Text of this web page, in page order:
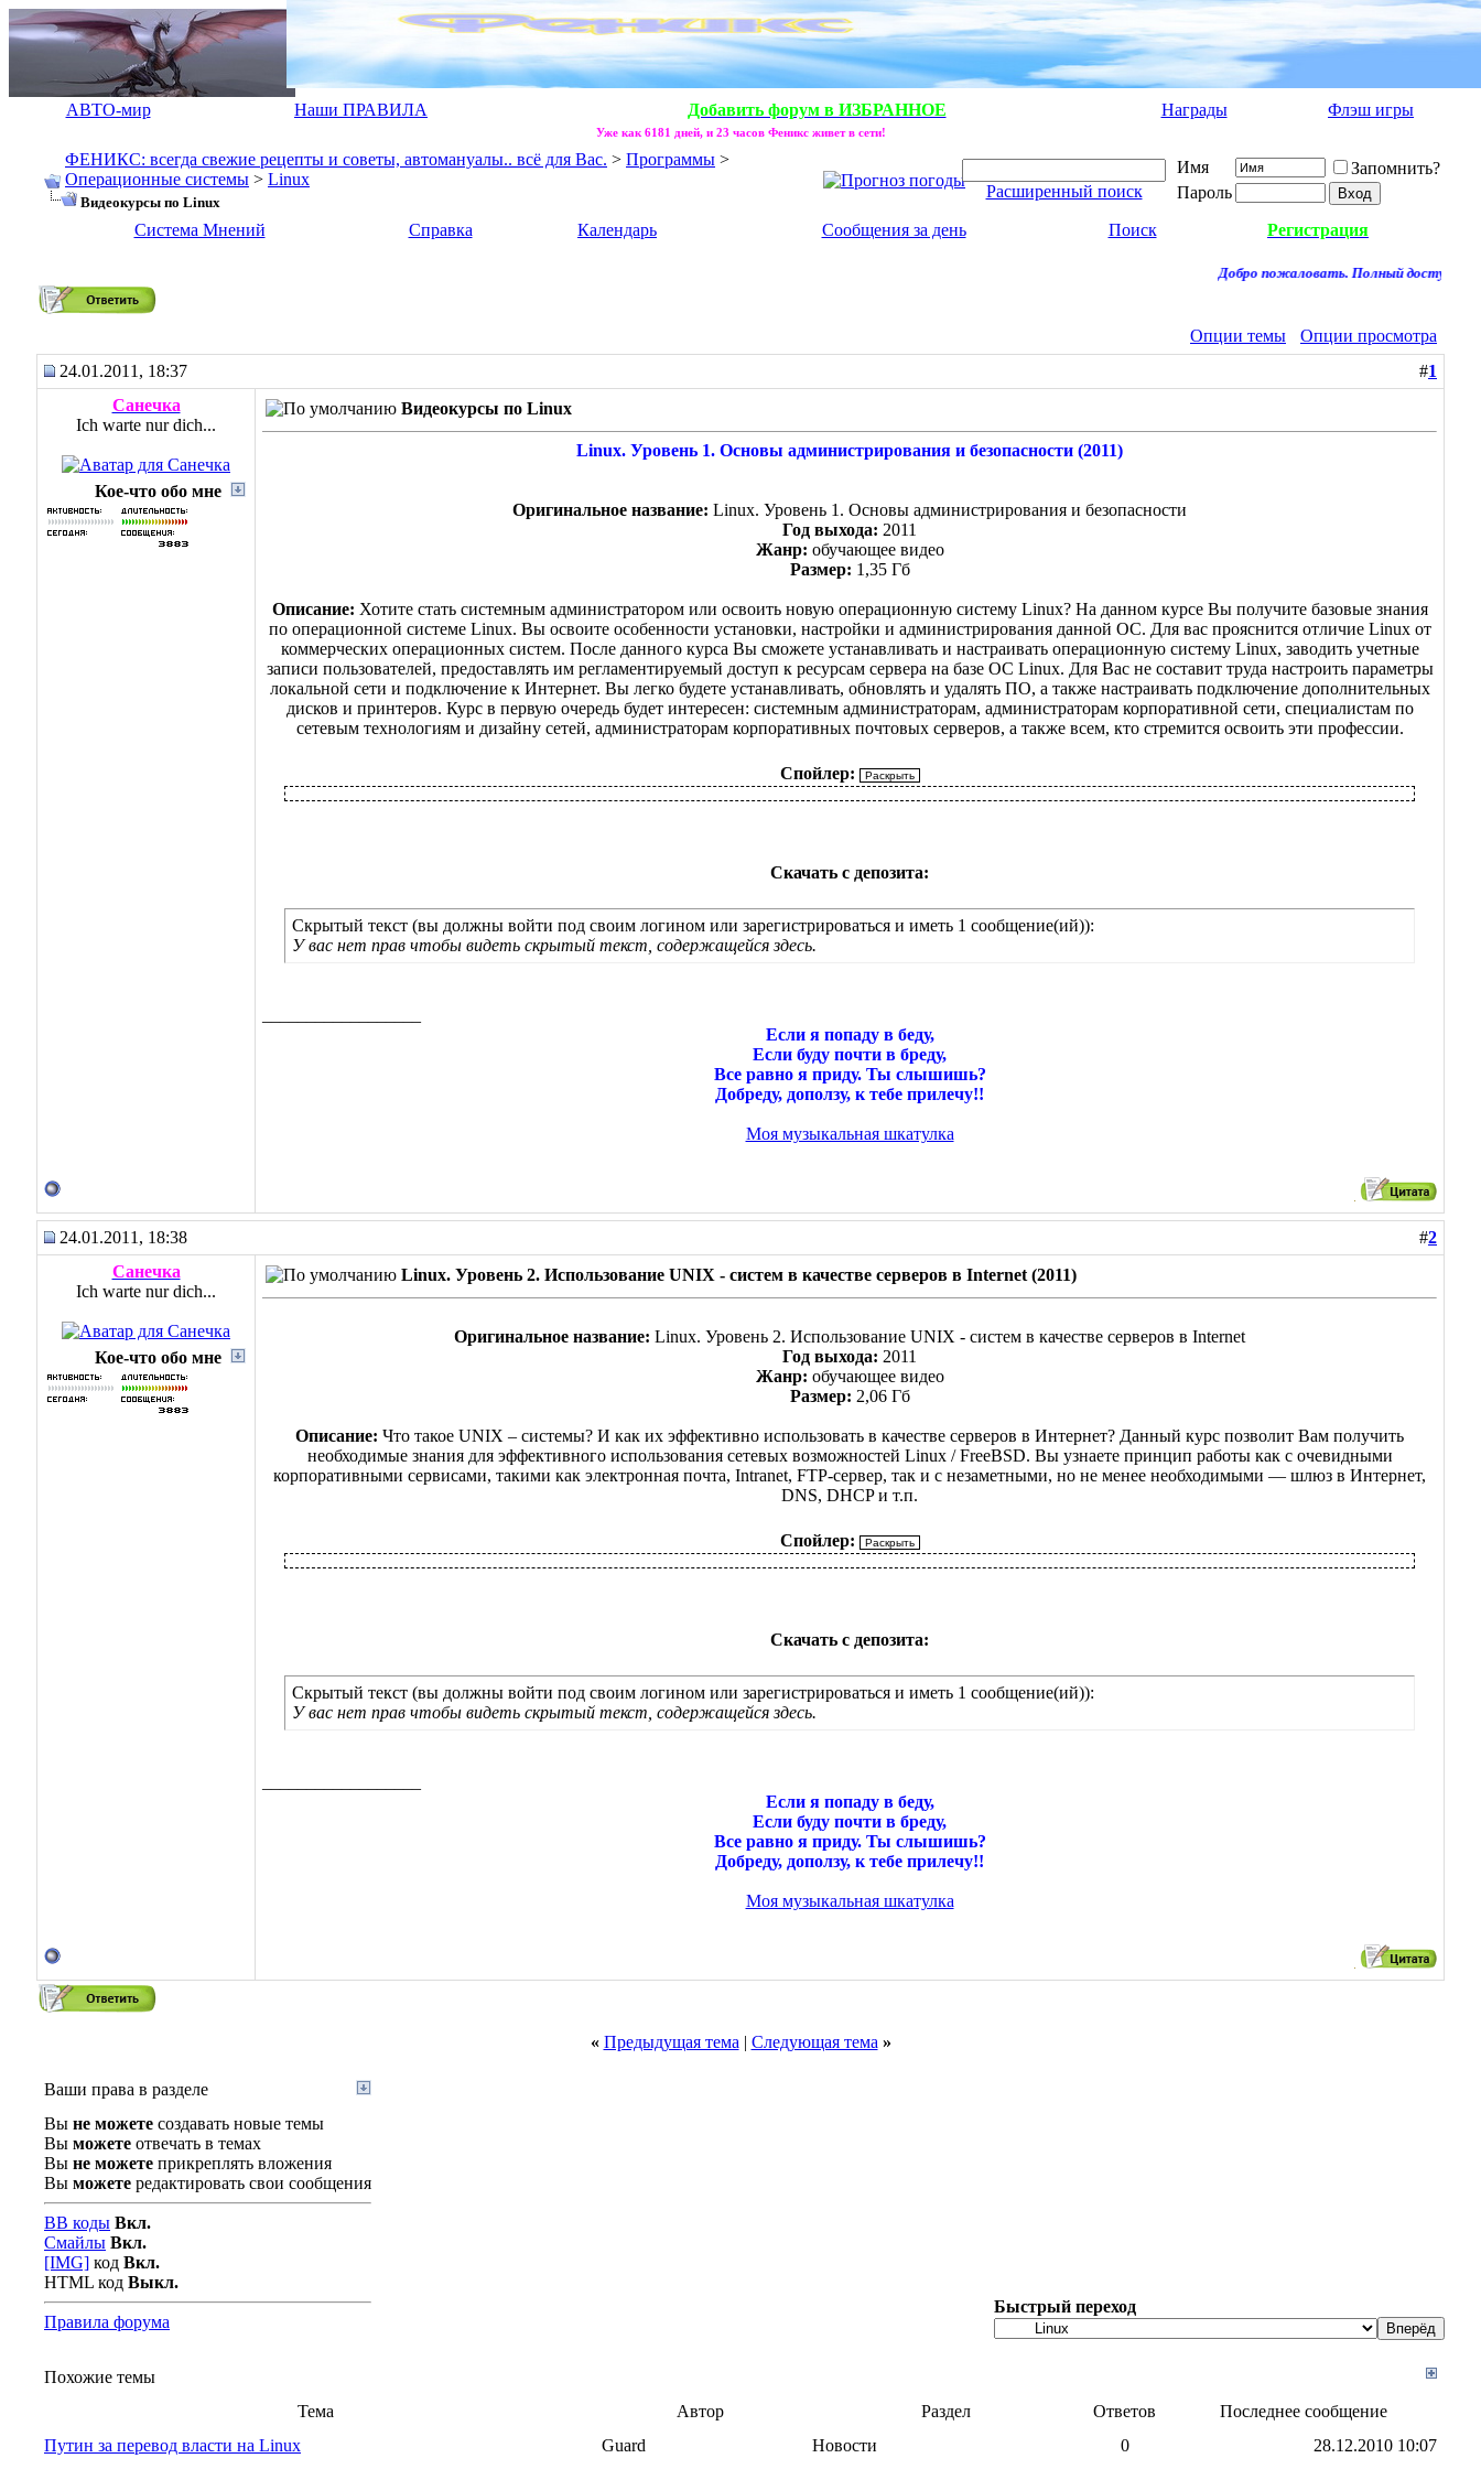
АВТО-мир Наши ПРАВИЛА Добавить форум в ИЗБРАННОЕ Награды Флэш игры
Уже как 6181 дней, и 23 часов Феникс живет в сети!
ФЕНИКС: всегда свежие рецепты и советы, автомануалы.. всё для Вас. > Программы >
Операционные системы > Linux
Видеокурсы по Linux
Расширенный поиск
Имя
Запомнить?
Пароль
Система Мнений
Справка Календарь Сообщения за день Поиск Регистрация
Добро пожаловать. Полный доступ к
Опции темы
Опции просмотра
24.01.2011, 18:37
#1
Санечка
Ich warte nur dich...
Кое-что обо мне
Видеокурсы по Linux
Linux. Уровень 1. Основы администрирования и безопасности (2011)
Оригинальное название: Linux. Уровень 1. Основы администрирования и безопасности
Год выхода: 2011
Жанр: обучающее видео
Размер: 1,35 Гб
Описание: Хотите стать системным администратором или освоить новую операционную систему Linux? На данном курсе Вы получите базовые знания
по операционной системе Linux. Вы освоите особенности установки, настройки и администрирования данной ОС. Для вас прояснится отличие Linux от
коммерческих операционных систем. После данного курса Вы сможете устанавливать и настраивать операционную систему Linux, заводить учетные
записи пользователей, предоставлять им регламентируемый доступ к ресурсам сервера на базе ОС Linux. Для Вас не составит труда настроить параметры
локальной сети и подключение к Интернет. Вы легко будете устанавливать, обновлять и удалять ПО, а также настраивать подключение дополнительных
дисков и принтеров. Курс в первую очередь будет интересен: системным администраторам, администраторам корпоративной сети, специалистам по
сетевым технологиям и дизайну сетей, администраторам корпоративных почтовых серверов, а также всем, кто стремится освоить эти профессии.
Спойлер:
Скачать с депозита:
Скрытый текст (вы должны войти под своим логином или зарегистрироваться и иметь 1 сообщение(ий)):
У вас нет прав чтобы видеть скрытый текст, содержащейся здесь.
Если я попаду в беду,
Если буду почти в бреду,
Все равно я приду. Ты слышишь?
Добреду, доползу, к тебе прилечу!!
Моя музыкальная шкатулка
24.01.2011, 18:38 #2
Санечка
Ich warte nur dich...
Кое-что обо мне
Linux. Уровень 2. Использование UNIX - систем в качестве серверов в Internet (2011)
Оригинальное название: Linux. Уровень 2. Использование UNIX - систем в качестве серверов в Internet
Год выхода: 2011
Жанр: обучающее видео
Размер: 2,06 Гб
Описание: Что такое UNIX – системы? И как их эффективно использовать в качестве серверов в Интернет? Данный курс позволит Вам получить
необходимые знания для эффективного использования сетевых возможностей Linux / FreeBSD. Вы узнаете принцип работы как с очевидными
корпоративными сервисами, такими как электронная почта, Intranet, FTP-сервер, так и с незаметными, но не менее необходимыми — шлюз в Интернет,
DNS, DHCP и т.п.
Спойлер:
Скачать с депозита:
Скрытый текст (вы должны войти под своим логином или зарегистрироваться и иметь 1 сообщение(ий)):
У вас нет прав чтобы видеть скрытый текст, содержащейся здесь.
Если я попаду в беду,
Если буду почти в бреду,
Все равно я приду. Ты слышишь?
Добреду, доползу, к тебе прилечу!!
Моя музыкальная шкатулка
« Предыдущая тема | Следующая тема »
Ваши права в разделе
Вы не можете создавать новые темы
Вы можете отвечать в темах
Вы не можете прикреплять вложения
Вы можете редактировать свои сообщения
BB коды Вкл.
Смайлы Вкл.
[IMG] код Вкл.
HTML код Выкл.
Правила форума
Быстрый переход
Похожие темы
Тема
Автор Раздел Ответов
Последнее сообщение
Путин за перевод власти на Linux
Guard Новости 0 28.12.2010 10:07